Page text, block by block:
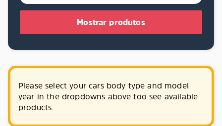
Mostrar produtos
Please select your cars body type and model
year in the dropdowns above too see available
products.